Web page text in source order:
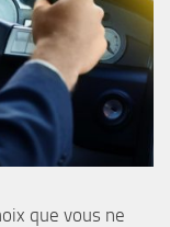
que vous ne